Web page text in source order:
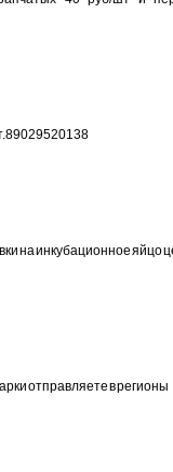
на инкубационное яйцо
отправляете в регионы